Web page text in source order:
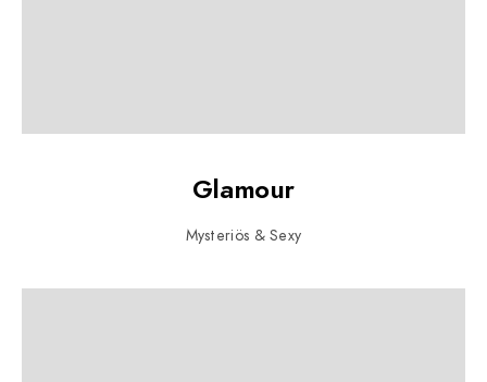
Glamour
Mysteriös & Sexy